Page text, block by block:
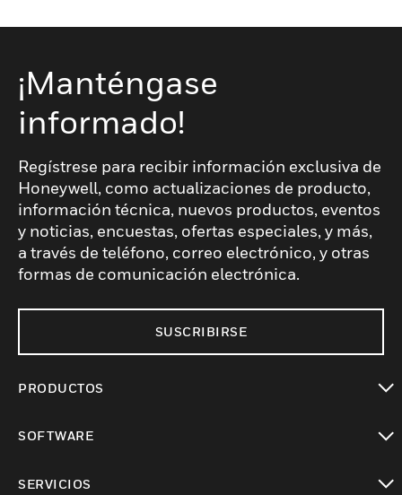
¡Manténgase
informado!
Regístrese para recibir información exclusiva de
Honeywell, como actualizaciones de producto,
información técnica, nuevos productos, eventos
y noticias, encuestas, ofertas especiales, y más,
a través de teléfono, correo electrónico, y otras
formas de comunicación electrónica.
SUSCRIBIRSE
PRODUCTOS
SOFTWARE
SERVICIOS